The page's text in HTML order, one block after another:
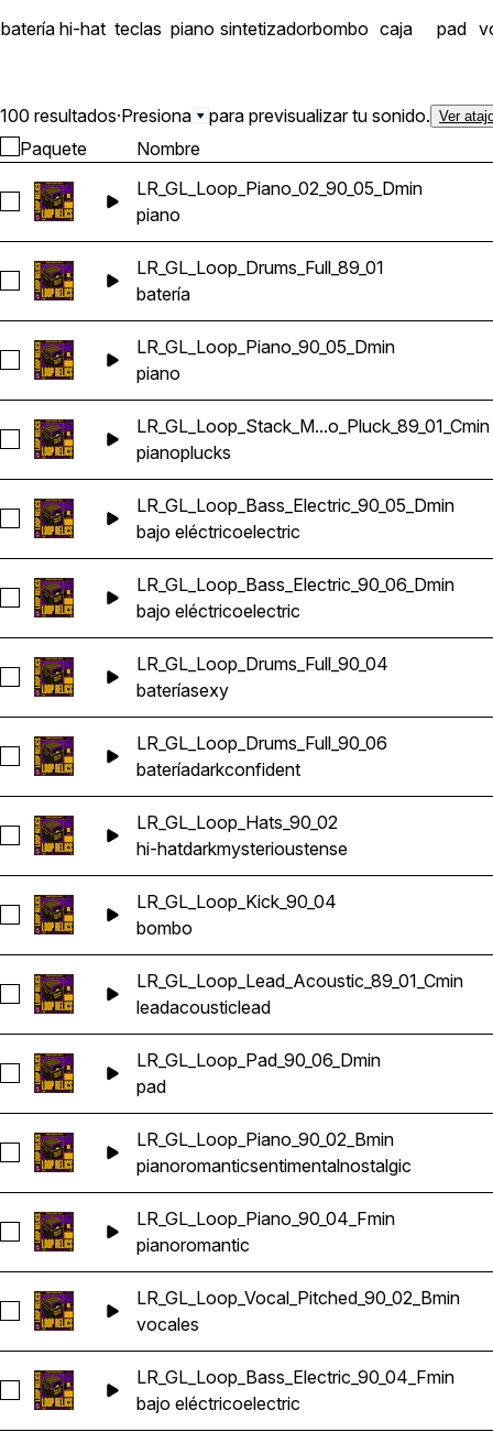
batería hi-hat teclas piano sintetizadorbombo caja pad
100 resultados·Presiona para previsualizar tu sonido. Ver
Paquete Nombre
Seleccionar LR_GL_Loop_Piano_02_90_05_Dmin
LR_GL_Loop_Piano_02_90_05_Dmin
piano
Seleccionar LR_GL_Loop_Drums_Full_89_01
LR_GL_Loop_Drums_Full_89_01
batería
Seleccionar LR_GL_Loop_Piano_90_05_Dmin
LR_GL_Loop_Piano_90_05_Dmin
piano
Seleccionar
LR_GL_Loop_Stack_M...o_Pluck_89_01_Cmin
pianoplucks
Seleccionar LR_GL_Loop_Bass_Electric_90_05_Dmin
LR_GL_Loop_Bass_Electric_90_05_Dmin
bajo eléctricoelectric
Seleccionar LR_GL_Loop_Bass_Electric_90_06_Dmin
LR_GL_Loop_Bass_Electric_90_06_Dmin
bajo eléctricoelectric
Seleccionar LR_GL_Loop_Drums_Full_90_04
LR_GL_Loop_Drums_Full_90_04
bateríasexy
Seleccionar LR_GL_Loop_Drums_Full_90_06
LR_GL_Loop_Drums_Full_90_06
bateríadarkconfident
Seleccionar LR_GL_Loop_Hats_90_02
LR_GL_Loop_Hats_90_02
hi-hatdarkmysterioustense
Seleccionar LR_GL_Loop_Kick_90_04
LR_GL_Loop_Kick_90_04
bombo
Seleccionar LR_GL_Loop_Lead_Acoustic_89_01_Cmin
LR_GL_Loop_Lead_Acoustic_89_01_Cmin
leadacousticlead
Seleccionar LR_GL_Loop_Pad_90_06_Dmin
LR_GL_Loop_Pad_90_06_Dmin
pad
Seleccionar LR_GL_Loop_Piano_90_02_Bmin
LR_GL_Loop_Piano_90_02_Bmin
pianoromanticsentimentalnostalgic
Seleccionar LR_GL_Loop_Piano_90_04_Fmin
LR_GL_Loop_Piano_90_04_Fmin
pianoromantic
Seleccionar LR_GL_Loop_Vocal_Pitched_90_02_Bmin
LR_GL_Loop_Vocal_Pitched_90_02_Bmin
vocales
Seleccionar LR_GL_Loop_Bass_Electric_90_04_Fmin
LR_GL_Loop_Bass_Electric_90_04_Fmin
bajo eléctricoelectric